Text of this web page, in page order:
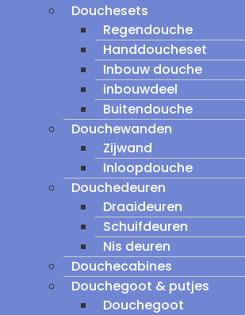
Douchesets
Regendouche
Handdoucheset
Inbouw douche
inbouwdeel
Buitendouche
Douchewanden
Zijwand
Inloopdouche
Douchedeuren
Draaideuren
Schuifdeuren
Nis deuren
Douchecabines
Douchegoot & putjes
Douchegoot